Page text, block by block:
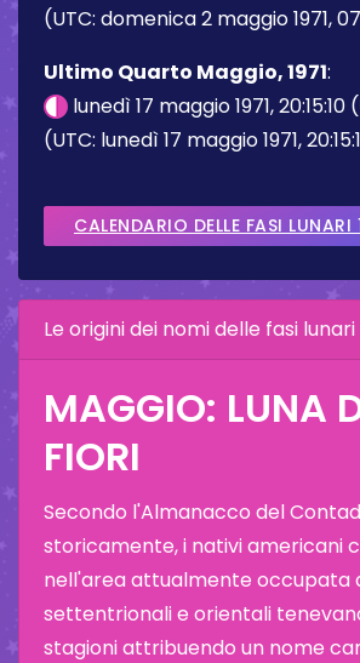
(UTC: domenica 2 maggio 1971,
Ultimo Quarto Maggio, 1971:
lunedì 17 maggio 1971, 20:15:10
(UTC: lunedì 17 maggio 1971,
CALENDARIO DELLE FASI LUNARI
Le origini dei nomi delle fasi lunari
MAGGIO: LUNA
FIORI
Secondo l'Almanacco del
storicamente, i nativi americani
nell'area attualmente occupata
settentrionali e orientali
stagioni attribuendo un nome